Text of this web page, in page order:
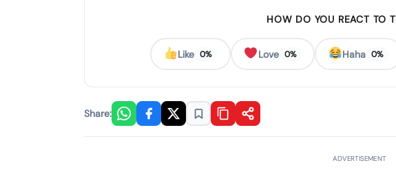
HOW DO YOU REACT TO
Like 0% Love 0% Haha 0%
Share:
ADVERTISEMENT